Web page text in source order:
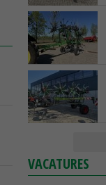
VACATURES